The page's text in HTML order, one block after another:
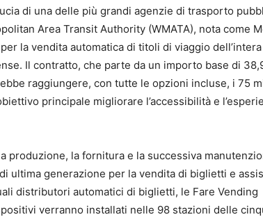
di una delle più grandi agenzie di trasporto
Area Transit Authority (WMATA), nota come
la vendita automatica di titoli di viaggio
Il contratto, che parte da un importo base di
raggiungere, con tutte le opzioni incluse, i 75
principale migliorare l’accessibilità e
produzione, la fornitura e la successiva
ultima generazione per la vendita di biglietti e
distributori automatici di biglietti, le Fare Vending
verranno installati nelle 98 stazioni delle